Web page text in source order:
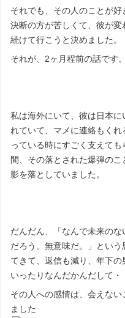
それでも、その人のことが
決断の方が苦しくて、彼が
続けて行こうと決めました。
それが、2ヶ月程前の話です。
私は海外にいて、彼は日本に
れていて、マメに連絡もく
っている時にすごく支えて
間、その落とされた爆弾の
影を落としていました。
だんだん、「なんで未来の
だろう。無意味だ。」とい
てきて、返信も減り、年下
いったりなんだかんだして・
その人への感情は、会えな
ました